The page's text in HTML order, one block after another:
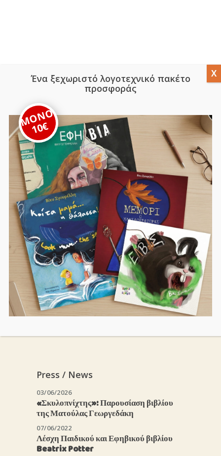
Press / News
03/06/2026
«Σκυλοπνίχτης»: Παρουσίαση βιβλίου
της Ματούλας Γεωργεδάκη
07/06/2022
Λέσχη Παιδικού και Εφηβικού βιβλίου
Beatrix Potter
Ένα ξεχωριστό λογοτεχνικό πακέτο
προσφοράς
ΜΟΝΟ
10€